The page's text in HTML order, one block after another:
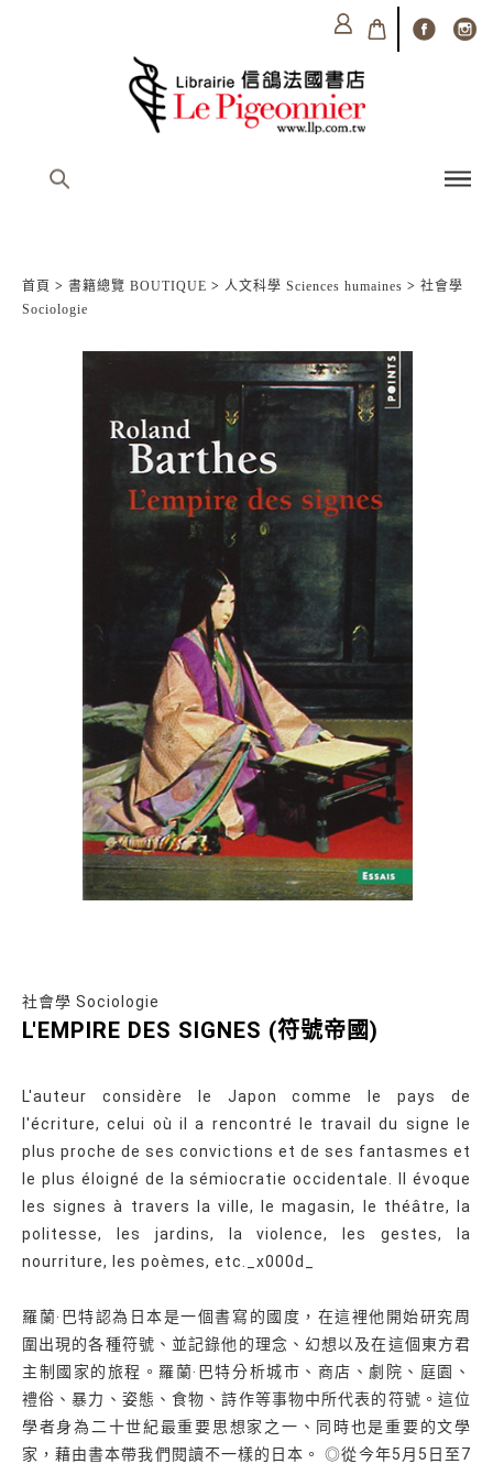
首頁 > 書籍總覽 BOUTIQUE > 人文科學 Sciences humaines > 社會學
Sociologie
社會學 Sociologie
L'EMPIRE DES SIGNES (符號帝國)
L'auteur considère le Japon comme le pays de
l'écriture, celui où il a rencontré le travail du signe le
plus proche de ses convictions et de ses fantasmes et
le plus éloigné de la sémiocratie occidentale. Il évoque
les signes à travers la ville, le magasin, le théâtre, la
politesse, les jardins, la violence, les gestes, la
nourriture, les poèmes, etc._x000d_
羅蘭‧巴特認為日本是一個書寫的國度，在這裡他開始研究周
圍出現的各種符號、並記錄他的理念、幻想以及在這個東方君
主制國家的旅程。羅蘭‧巴特分析城市、商店、劇院、庭園、
禮俗、暴力、姿態、食物、詩作等事物中所代表的符號。這位
學者身為二十世紀最重要思想家之一、同時也是重要的文學
家，藉由書本帶我們閱讀不一樣的日本。 ◎從今年5月5日至7